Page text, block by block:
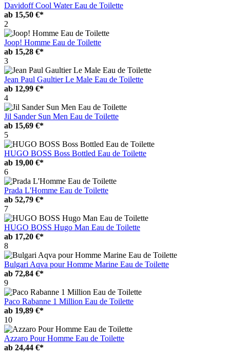
Davidoff Cool Water Eau de Toilette
ab 15,50 €*
2
Joop! Homme Eau de Toilette
ab 15,28 €*
3
Jean Paul Gaultier Le Male Eau de Toilette
ab 12,99 €*
4
Jil Sander Sun Men Eau de Toilette
ab 15,69 €*
5
HUGO BOSS Boss Bottled Eau de Toilette
ab 19,00 €*
6
Prada L'Homme Eau de Toilette
ab 52,79 €*
7
HUGO BOSS Hugo Man Eau de Toilette
ab 17,20 €*
8
Bulgari Aqva pour Homme Marine Eau de Toilette
ab 72,84 €*
9
Paco Rabanne 1 Million Eau de Toilette
ab 19,89 €*
10
Azzaro Pour Homme Eau de Toilette
ab 24,44 €*